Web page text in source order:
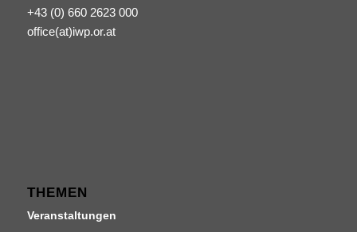
+43 (0) 660 2623 000
office(at)iwp.or.at
THEMEN
Veranstaltungen